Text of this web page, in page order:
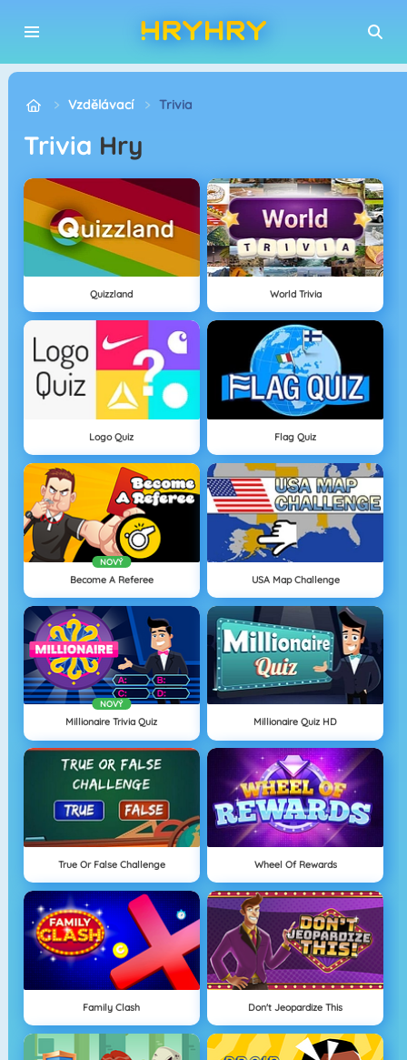
Vzdělávací Trivia
Trivia Hry
Quizzland World Trivia
Logo Quiz Flag Quiz
NOVÝ
Become A Referee USA Map Challenge
NOVÝ
Millionaire Trivia Quiz Millionaire Quiz HD
True Or False Challenge Wheel Of Rewards
Family Clash Don't Jeopardize This